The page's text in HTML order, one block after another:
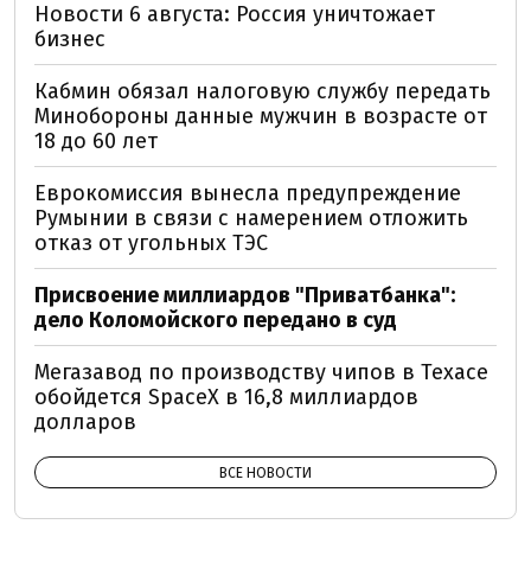
Новости 6 августа: Россия уничтожает
бизнес
Кабмин обязал налоговую службу передать
Минобороны данные мужчин в возрасте от
18 до 60 лет
Еврокомиссия вынесла предупреждение
Румынии в связи с намерением отложить
отказ от угольных ТЭС
Присвоение миллиардов "Приватбанка":
дело Коломойского передано в суд
Мегазавод по производству чипов в Техасе
обойдется SpaceX в 16,8 миллиардов
долларов
ВСЕ НОВОСТИ